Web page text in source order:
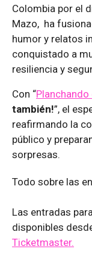
Colombia por el
Mazo, ha
humor y relatos
conquistado a
resiliencia y
Con “Planchando
también!”, el
reafirmando la
público y
sorpresas.
Todo sobre las
Las entradas
disponibles
Ticketmaster.